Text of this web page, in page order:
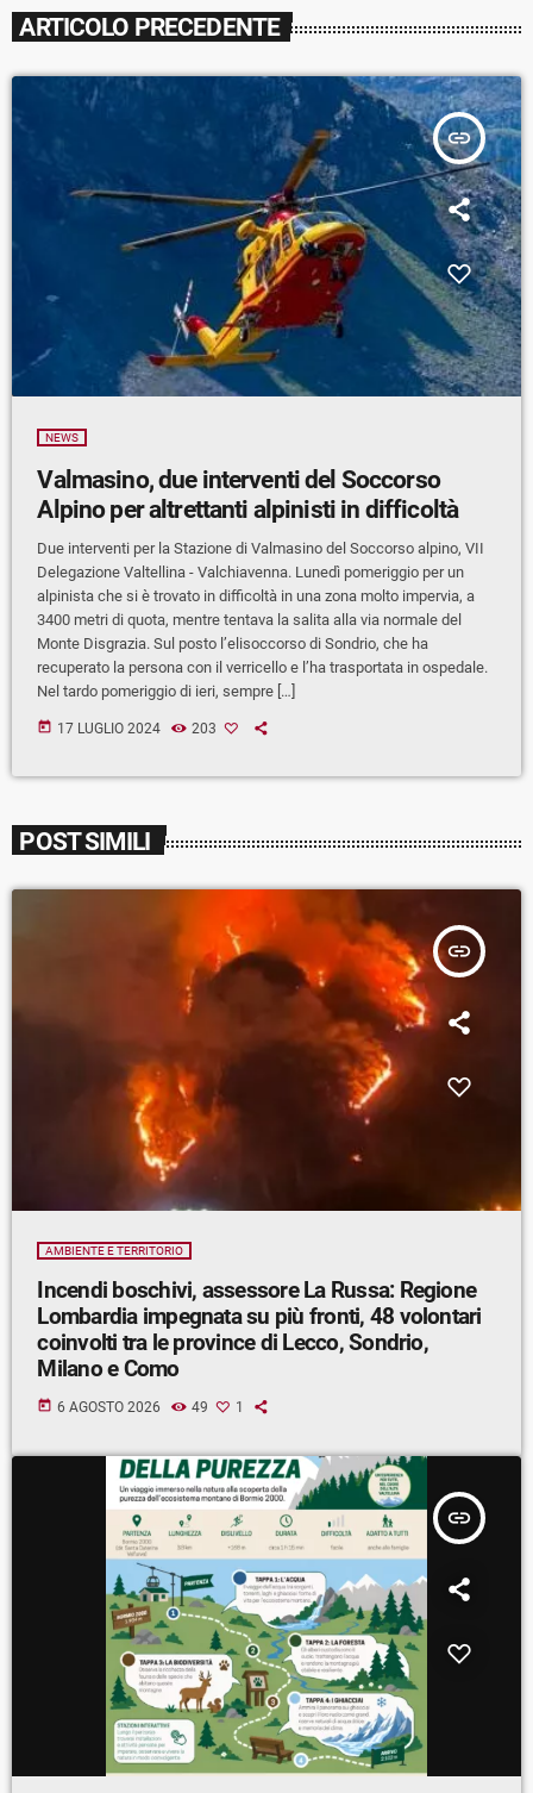
ARTICOLO PRECEDENTE
insert_link
NEWS
Valmasino, due interventi del Soccorso
Alpino per altrettanti alpinisti in difficoltà
Due interventi per la Stazione di Valmasino del Soccorso alpino, VII
Delegazione Valtellina - Valchiavenna. Lunedì pomeriggio per un
alpinista che si è trovato in difficoltà in una zona molto impervia, a
3400 metri di quota, mentre tentava la salita alla via normale del
Monte Disgrazia. Sul posto l’elisoccorso di Sondrio, che ha
recuperato la persona con il verricello e l’ha trasportata in ospedale.
Nel tardo pomeriggio di ieri, sempre […]
today 17 LUGLIO 2024 203
POST SIMILI
insert_link
AMBIENTE E TERRITORIO
Incendi boschivi, assessore La Russa: Regione
Lombardia impegnata su più fronti, 48 volontari
coinvolti tra le province di Lecco, Sondrio,
Milano e Como
today 6 AGOSTO 2026 49 1
insert_link